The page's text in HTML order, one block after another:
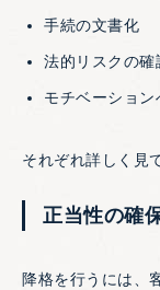
手続の文書化
法的リスクの確
モチベーション
それぞれ詳しく見
正当性の確
降格を行うには、